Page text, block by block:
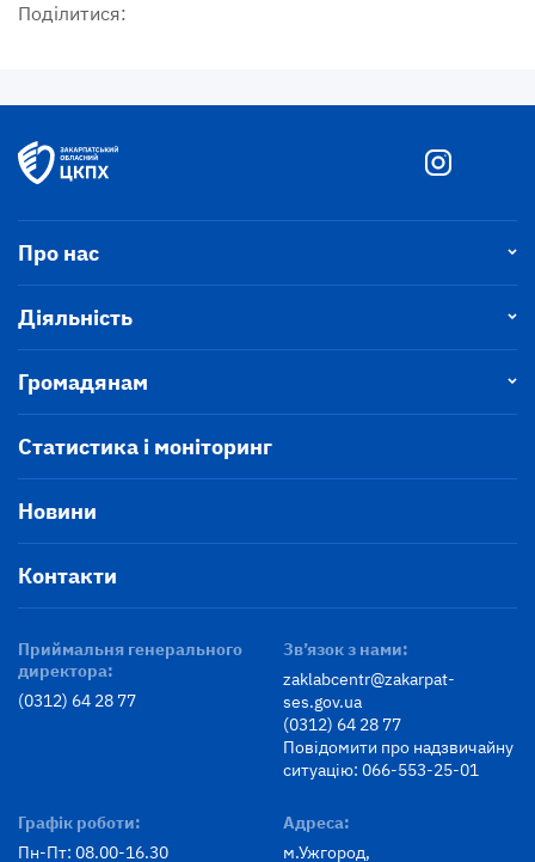
Поділитися:
Про нас
Діяльність
Громадянам
Статистика і моніторинг
Новини
Контакти
Приймальня генерального
директора:
(0312) 64 28 77
Зв’язок з нами:
zaklabcentr@zakarpat-
ses.gov.ua
(0312) 64 28 77
Повідомити про надзвичайну
ситуацію: 066-553-25-01
Графік роботи:
Пн-Пт: 08.00-16.30
Адреса:
м.Ужгород,